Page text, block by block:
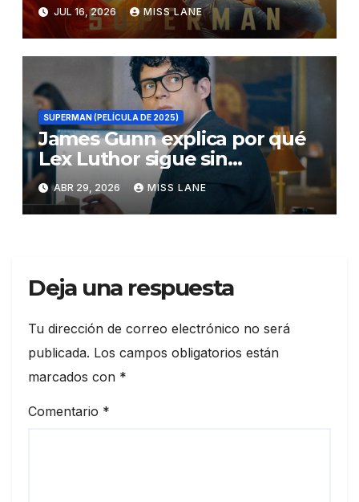
JUL 16, 2026 MISS LANE
SUPERMAN (PELÍCULA DE 2025)
James Gunn explica por qué
Lex Luthor sigue sin
descubrir la identidad secreta
de Superman
ABR 29, 2026 MISS LANE
Deja una respuesta
Tu dirección de correo electrónico no será
publicada. Los campos obligatorios están
marcados con *
Comentario *